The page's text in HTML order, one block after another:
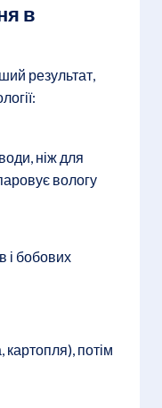
в
результат,
ніж для
вологу
і бобових
картопля), потім